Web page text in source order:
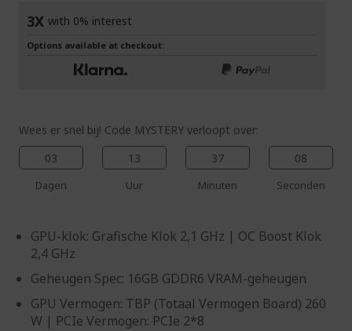
Wees er snel bij! Code MYSTERY verloopt over:
03
Dagen
13
Uur
37
Minuten
08
Seconden
GPU-klok: Grafische Klok 2,1 GHz | OC Boost Klok
2,4 GHz
Geheugen Spec: 16GB GDDR6 VRAM-geheugen
GPU Vermogen: TBP (Totaal Vermogen Board) 260
W | PCIe Vermogen: PCIe 2*8
3X with 0% interest
Options available at checkout: